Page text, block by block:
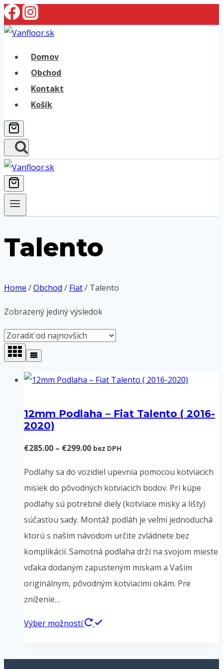
Skip
to
Domov
Obchod
Kontakt
Košík
Talento
Home /Obchod / Fiat/ Talento
Zobrazený jediný výsledok
12mm Podlaha – Fiat Talento ( 2016-
2020)
€285.00 – €299.00Price
€285.00
through
€299.00
bez DPH
Podlahy sa do vozidiel upevnia pomocou kotviacich
misiek do pôvodných kotviacich bodov. Pri kúpe
podlahy sú potrebné diely (kotviace misky a lišty)
súčasťou sady. Montáž podláh je veľmi jednoduchá
ktorú s naším návodom určite zvládnete bez
komplikácií. Samotná podlaha drží na svojom mieste
vďaka dodaným zapusteným miskam a Vaším
originálnym, pôvodným kotviacimi okám. Pre
zníženie…
Výber možností
Tento